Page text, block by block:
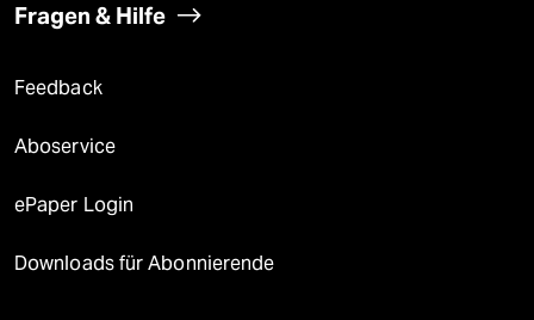
Fragen & Hilfe
Feedback
Aboservice
ePaper Login
Downloads für Abonnierende